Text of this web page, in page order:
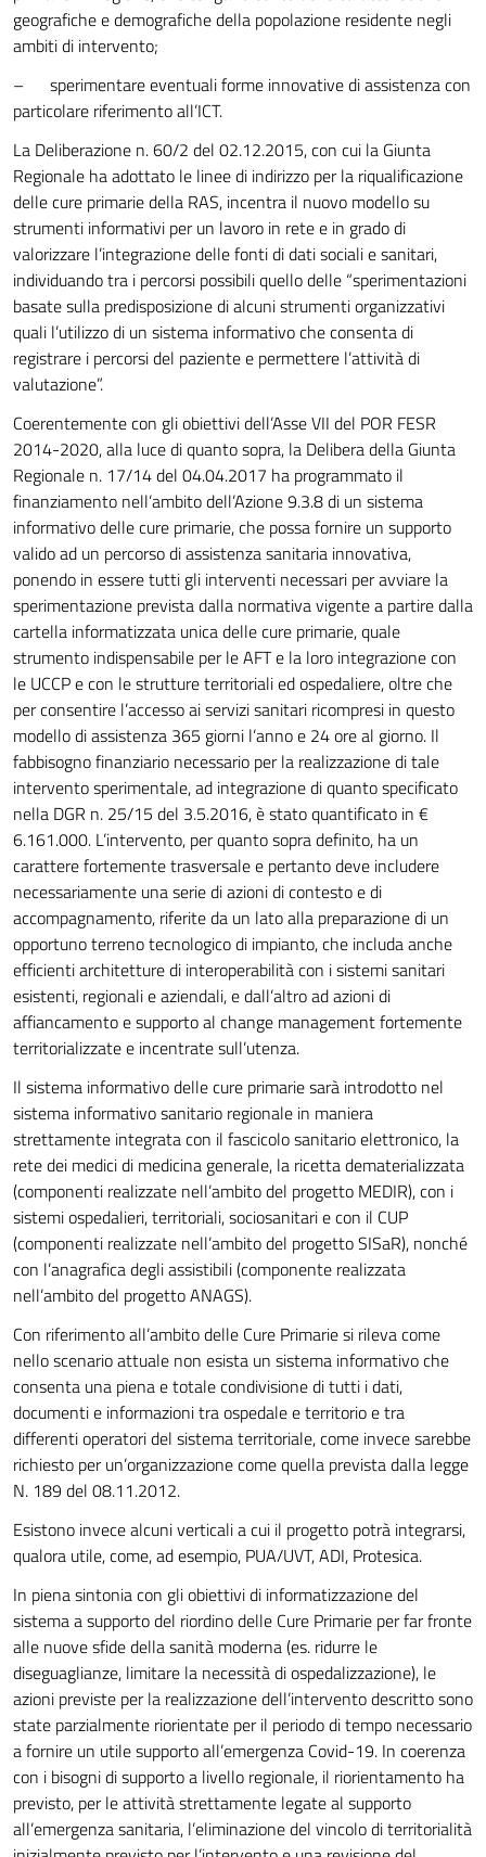
geografiche e demografiche della popolazione residente negli
ambiti di intervento;
– sperimentare eventuali forme innovative di assistenza con
particolare riferimento all’ICT.
La Deliberazione n. 60/2 del 02.12.2015, con cui la Giunta
Regionale ha adottato le linee di indirizzo per la riqualificazione
delle cure primarie della RAS, incentra il nuovo modello su
strumenti informativi per un lavoro in rete e in grado di
valorizzare l’integrazione delle fonti di dati sociali e sanitari,
individuando tra i percorsi possibili quello delle “sperimentazioni
basate sulla predisposizione di alcuni strumenti organizzativi
quali l’utilizzo di un sistema informativo che consenta di
registrare i percorsi del paziente e permettere l’attività di
valutazione”.
Coerentemente con gli obiettivi dell’Asse VII del POR FESR
2014-2020, alla luce di quanto sopra, la Delibera della Giunta
Regionale n. 17/14 del 04.04.2017 ha programmato il
finanziamento nell’ambito dell’Azione 9.3.8 di un sistema
informativo delle cure primarie, che possa fornire un supporto
valido ad un percorso di assistenza sanitaria innovativa,
ponendo in essere tutti gli interventi necessari per avviare la
sperimentazione prevista dalla normativa vigente a partire dalla
cartella informatizzata unica delle cure primarie, quale
strumento indispensabile per le AFT e la loro integrazione con
le UCCP e con le strutture territoriali ed ospedaliere, oltre che
per consentire l’accesso ai servizi sanitari ricompresi in questo
modello di assistenza 365 giorni l’anno e 24 ore al giorno. Il
fabbisogno finanziario necessario per la realizzazione di tale
intervento sperimentale, ad integrazione di quanto specificato
nella DGR n. 25/15 del 3.5.2016, è stato quantificato in €
6.161.000. L’intervento, per quanto sopra definito, ha un
carattere fortemente trasversale e pertanto deve includere
necessariamente una serie di azioni di contesto e di
accompagnamento, riferite da un lato alla preparazione di un
opportuno terreno tecnologico di impianto, che includa anche
efficienti architetture di interoperabilità con i sistemi sanitari
esistenti, regionali e aziendali, e dall’altro ad azioni di
affiancamento e supporto al change management fortemente
territorializzate e incentrate sull’utenza.
Il sistema informativo delle cure primarie sarà introdotto nel
sistema informativo sanitario regionale in maniera
strettamente integrata con il fascicolo sanitario elettronico, la
rete dei medici di medicina generale, la ricetta dematerializzata
(componenti realizzate nell’ambito del progetto MEDIR), con i
sistemi ospedalieri, territoriali, sociosanitari e con il CUP
(componenti realizzate nell’ambito del progetto SISaR), nonché
con l’anagrafica degli assistibili (componente realizzata
nell’ambito del progetto ANAGS).
Con riferimento all’ambito delle Cure Primarie si rileva come
nello scenario attuale non esista un sistema informativo che
consenta una piena e totale condivisione di tutti i dati,
documenti e informazioni tra ospedale e territorio e tra
differenti operatori del sistema territoriale, come invece sarebbe
richiesto per un’organizzazione come quella prevista dalla legge
N. 189 del 08.11.2012.
Esistono invece alcuni verticali a cui il progetto potrà integrarsi,
qualora utile, come, ad esempio, PUA/UVT, ADI, Protesica.
In piena sintonia con gli obiettivi di informatizzazione del
sistema a supporto del riordino delle Cure Primarie per far fronte
alle nuove sfide della sanità moderna (es. ridurre le
diseguaglianze, limitare la necessità di ospedalizzazione), le
azioni previste per la realizzazione dell’intervento descritto sono
state parzialmente riorientate per il periodo di tempo necessario
a fornire un utile supporto all’emergenza Covid-19. In coerenza
con i bisogni di supporto a livello regionale, il riorientamento ha
previsto, per le attività strettamente legate al supporto
all’emergenza sanitaria, l’eliminazione del vincolo di territorialità